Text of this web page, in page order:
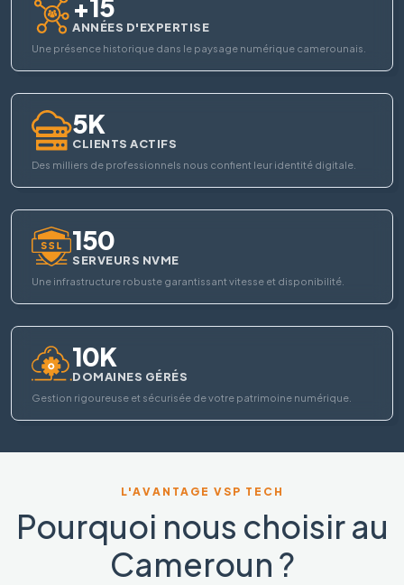
ANNÉES D'EXPERTISE
Une présence historique dans le paysage numérique camerounais.
5K
CLIENTS ACTIFS
Des milliers de professionnels nous confient leur identité digitale.
150
SERVEURS NVME
Une infrastructure robuste garantissant vitesse et disponibilité.
10K
DOMAINES GÉRÉS
Gestion rigoureuse et sécurisée de votre patrimoine numérique.
L'AVANTAGE VSP TECH
Pourquoi nous choisir au
Cameroun ?